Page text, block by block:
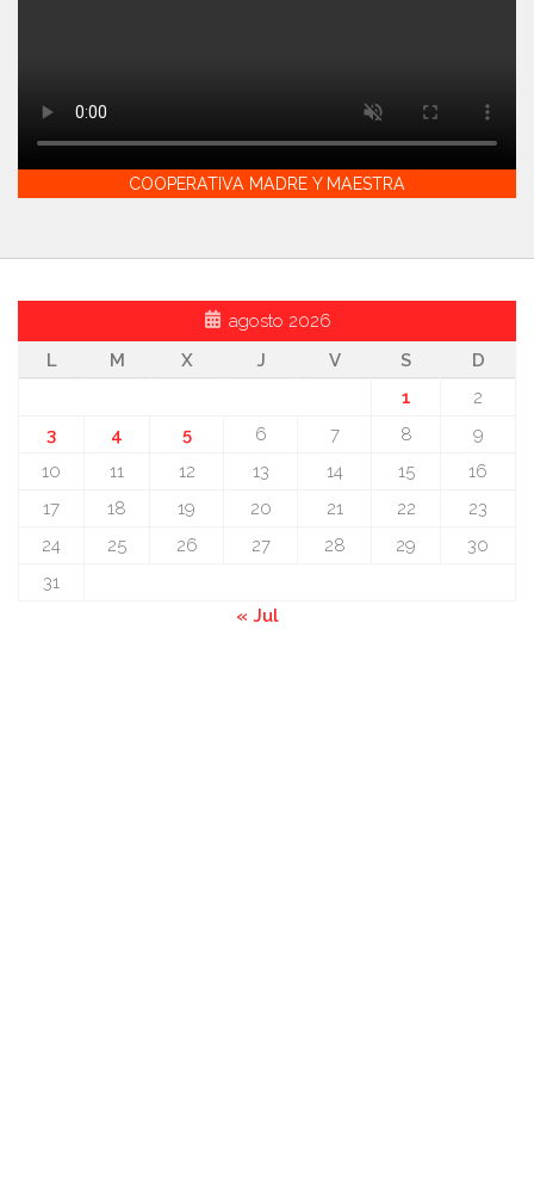
COOPERATIVA MADRE Y MAESTRA
agosto 2026
L
M X J V S
D
1
2
3
4 5 6 7 8
9
10
11 12 13 14 15
16
17
18 19 20 21 22
23
24
25 26 27 28 29
30
31
« Jul